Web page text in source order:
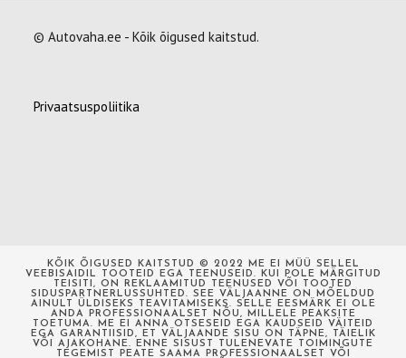
© Autovaha.ee - Kõik õigused kaitstud.
Privaatsuspoliitika
KÕIK ÕIGUSED KAITSTUD © 2022 ME EI MÜÜ SELLEL
VEEBISAIDIL TOOTEID EGA TEENUSEID. KUI POLE MÄRGITUD
TEISITI, ON REKLAAMITUD TEENUSED VÕI TOOTED
SIDUSPARTNERLUSSUHTED. SEE VÄLJAANNE ON MÕELDUD
AINULT ÜLDISEKS TEAVITAMISEKS. SELLE EESMÄRK EI OLE
ANDA PROFESSIONAALSET NÕU, MILLELE PEAKSITE
TOETUMA. ME EI ANNA OTSESEID EGA KAUDSEID VÄITEID
EGA GARANTIISID, ET VÄLJAANDE SISU ON TÄPNE, TÄIELIK
VÕI AJAKOHANE. ENNE SISUST TULENEVATE TOIMINGUTE
TEGEMIST PEATE SAAMA PROFESSIONAALSET VÕI